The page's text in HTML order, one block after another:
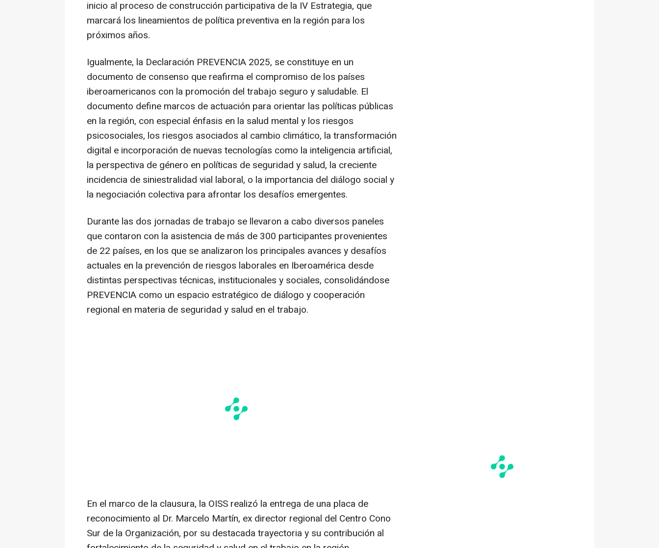
inicio al proceso de construcción participativa de la IV Estrategia, que
marcará los lineamientos de política preventiva en la región para los
próximos años.
Igualmente, la Declaración PREVENCIA 2025, se constituye en un
documento de consenso que reafirma el compromiso de los países
iberoamericanos con la promoción del trabajo seguro y saludable. El
documento define marcos de actuación para orientar las políticas públicas
en la región, con especial énfasis en la salud mental y los riesgos
psicosociales, los riesgos asociados al cambio climático, la transformación
digital e incorporación de nuevas tecnologías como la inteligencia artificial,
la perspectiva de género en políticas de seguridad y salud, la creciente
incidencia de siniestralidad vial laboral, o la importancia del diálogo social y
la negociación colectiva para afrontar los desafíos emergentes.
Durante las dos jornadas de trabajo se llevaron a cabo diversos paneles
que contaron con la asistencia de más de 300 participantes provenientes
de 22 países, en los que se analizaron los principales avances y desafíos
actuales en la prevención de riesgos laborales en Iberoamérica desde
distintas perspectivas técnicas, institucionales y sociales, consolidándose
PREVENCIA como un espacio estratégico de diálogo y cooperación
regional en materia de seguridad y salud en el trabajo.
En el marco de la clausura, la OISS realizó la entrega de una placa de
reconocimiento al Dr. Marcelo Martín, ex director regional del Centro Cono
Sur de la Organización, por su destacada trayectoria y su contribución al